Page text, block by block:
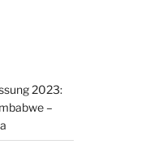
2023:
–